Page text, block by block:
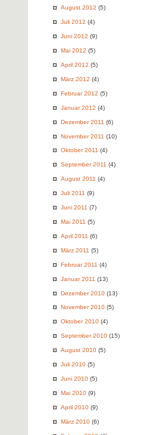
August 2012 (5)
Juli 2012 (4)
Juni 2012 (9)
Mai 2012 (5)
April 2012 (5)
März 2012 (4)
Februar 2012 (5)
Januar 2012 (4)
Dezember 2011 (6)
November 2011 (10)
Oktober 2011 (4)
September 2011 (4)
August 2011 (4)
Juli 2011 (9)
Juni 2011 (7)
Mai 2011 (5)
April 2011 (6)
März 2011 (5)
Februar 2011 (4)
Januar 2011 (13)
Dezember 2010 (13)
November 2010 (5)
Oktober 2010 (4)
September 2010 (15)
August 2010 (5)
Juli 2010 (5)
Juni 2010 (5)
Mai 2010 (9)
April 2010 (9)
März 2010 (6)